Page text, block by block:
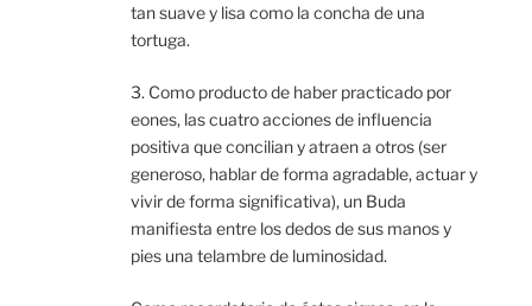
tan suave y lisa como la concha de una
tortuga.
3. Como producto de haber practicado por
eones, las cuatro acciones de influencia
positiva que concilian y atraen a otros (ser
generoso, hablar de forma agradable, actuar y
vivir de forma significativa), un Buda
manifiesta entre los dedos de sus manos y
pies una telambre de luminosidad.